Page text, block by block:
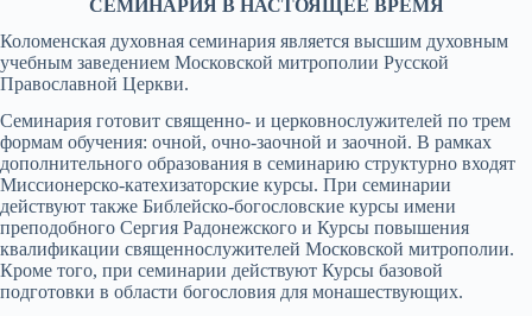
СЕМИНАРИЯ В НАСТОЯЩЕЕ ВРЕМЯ
Коломенская духовная семинария является высшим духовным
учебным заведением Московской митрополии Русской
Православной Церкви.
Семинария готовит священно- и церковнослужителей по трем
формам обучения: очной, очно-заочной и заочной. В рамках
дополнительного образования в семинарию структурно входят
Миссионерско-катехизаторские курсы. При семинарии
действуют также Библейско-богословские курсы имени
преподобного Сергия Радонежского и Курсы повышения
квалификации священнослужителей Московской митрополии.
Кроме того, при семинарии действуют Курсы базовой
подготовки в области богословия для монашествующих.